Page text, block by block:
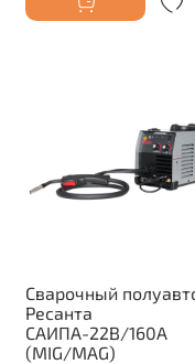
Сварочный
Ресанта
САИПА-22В/160А
(MIG/MAG)